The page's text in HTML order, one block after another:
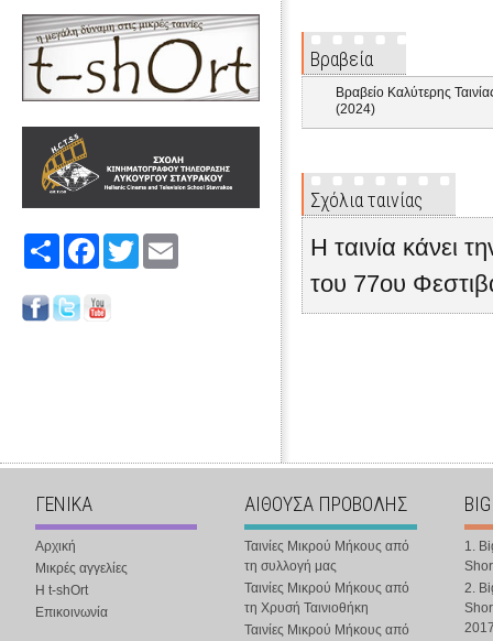
Share FacebookTwitter
Βραβεία
Βραβείο Καλύτερης
(2024)
Σχόλια ταινίας
Η ταινία κάνει
του 77ου
ΓΕΝΙΚΑ
Αρχική
Μικρές αγγελίες
Η t-shOrt
Επικοινωνία
ΑΙΘΟΥΣΑ ΠΡΟΒΟΛΗΣ
Ταινίες Μικρού Μήκους από
τη συλλογή μας
Ταινίες Μικρού Μήκους από
τη Χρυσή Ταινιοθήκη
Ταινίες Μικρού Μήκους από
1.
2.